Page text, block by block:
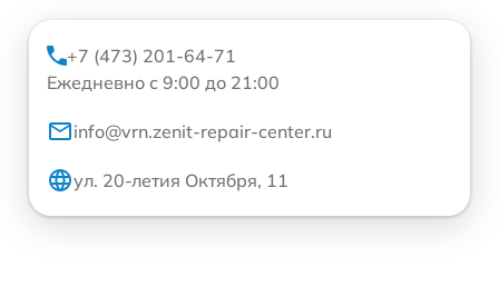
+7 (473) 201-64-71
Ежедневно с 9:00 до 21:00
info@vrn.zenit-repair-center.ru
ул. 20-летия Октября, 11